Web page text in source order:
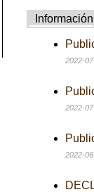
Información
2022-
2022-
2022-